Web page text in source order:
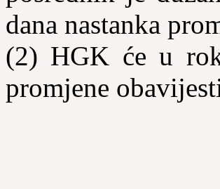
dana nastanka
(2) HGK će u
promjene